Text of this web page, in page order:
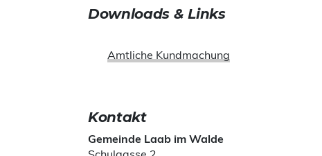
Downloads & Links
Amtliche Kundmachung
Kontakt
Gemeinde Laab im Walde